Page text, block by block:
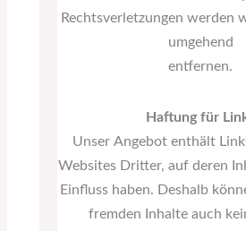
Rechtsverletzungen werden
umgehend
entfernen.
Haftung für
Unser Angebot enthält
Websites Dritter, auf deren
Einfluss haben. Deshalb
fremden Inhalte auch